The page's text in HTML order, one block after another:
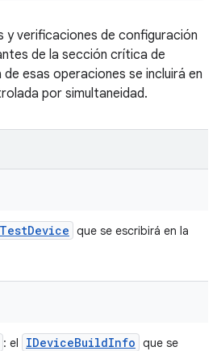
y verificaciones de configuración
de la sección crítica de
esas operaciones se incluirá en
por simultaneidad.
Device que se escribirá en la
: el IDeviceBuildInfo que se